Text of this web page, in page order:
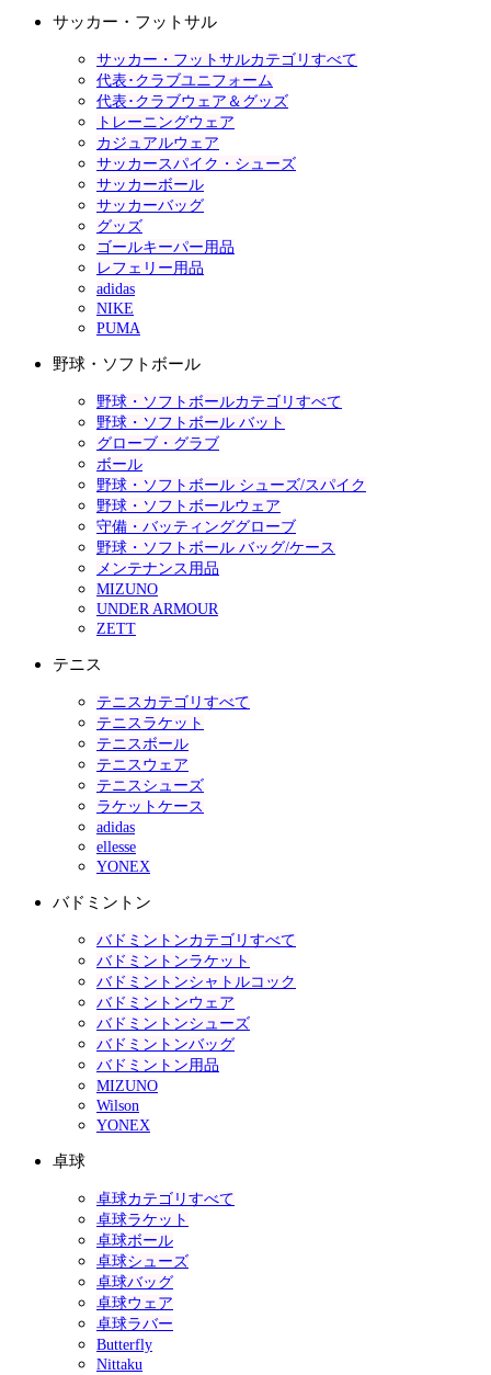
サッカー・フットサル
サッカー・フットサルカテゴリすべて
代表･クラブユニフォーム
代表･クラブウェア＆グッズ
トレーニングウェア
カジュアルウェア
サッカースパイク・シューズ
サッカーボール
サッカーバッグ
グッズ
ゴールキーパー用品
レフェリー用品
adidas
NIKE
PUMA
野球・ソフトボール
野球・ソフトボールカテゴリすべて
野球・ソフトボール バット
グローブ・グラブ
ボール
野球・ソフトボール シューズ/スパイク
野球・ソフトボールウェア
守備・バッティンググローブ
野球・ソフトボール バッグ/ケース
メンテナンス用品
MIZUNO
UNDER ARMOUR
ZETT
テニス
テニスカテゴリすべて
テニスラケット
テニスボール
テニスウェア
テニスシューズ
ラケットケース
adidas
ellesse
YONEX
バドミントン
バドミントンカテゴリすべて
バドミントンラケット
バドミントンシャトルコック
バドミントンウェア
バドミントンシューズ
バドミントンバッグ
バドミントン用品
MIZUNO
Wilson
YONEX
卓球
卓球カテゴリすべて
卓球ラケット
卓球ボール
卓球シューズ
卓球バッグ
卓球ウェア
卓球ラバー
Butterfly
Nittaku